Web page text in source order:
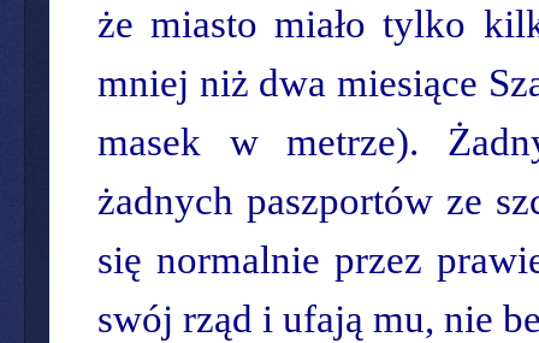
że miasto miało tylko
mniej niż dwa miesiące
masek w metrze).
żadnych paszportów ze
się normalnie przez
swój rząd i ufają mu, nie